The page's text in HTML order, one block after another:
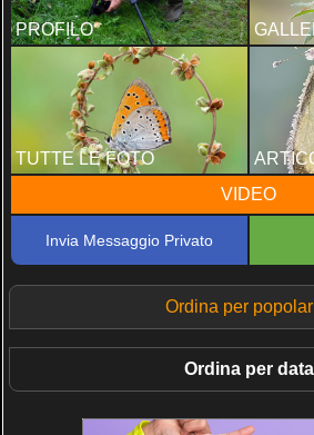
PROFILO
TUTTE LE FOTO
VIDEO
Invia Messaggio Privato
Ordina per
Ordina per data